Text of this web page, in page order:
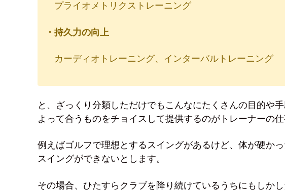
プライオメトリクストレーニング
・持久力の向上
カーディオトレーニング、インターバルトレーニング
と、ざっくり分類しただけでもこんなにたくさんの目的や
よって合うものをチョイスして提供するのがトレーナーの仕
例えばゴルフで理想とするスイングがあるけど、体が硬か
スイングができないとします。
その場合、ひたすらクラブを降り続けているうちにもしか